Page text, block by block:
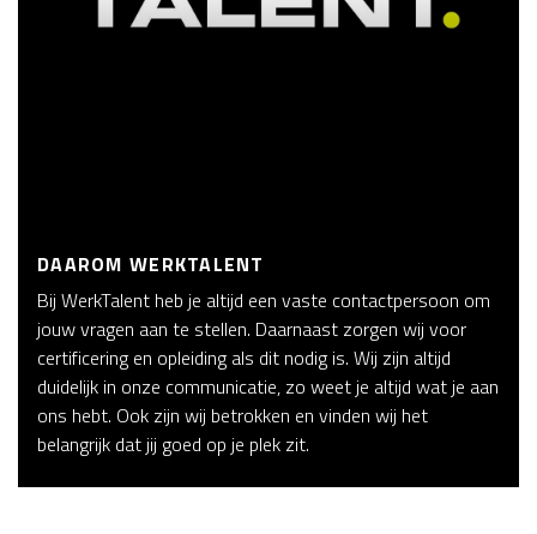
DAAROM WERKTALENT
Bij WerkTalent heb je altijd een vaste contactpersoon om
jouw vragen aan te stellen. Daarnaast zorgen wij voor
certificering en opleiding als dit nodig is. Wij zijn altijd
duidelijk in onze communicatie, zo weet je altijd wat je aan
ons hebt. Ook zijn wij betrokken en vinden wij het
belangrijk dat jij goed op je plek zit.